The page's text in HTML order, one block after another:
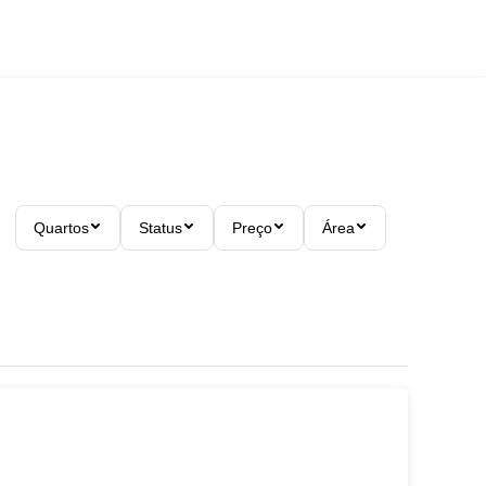
Quartos Status Preço Área